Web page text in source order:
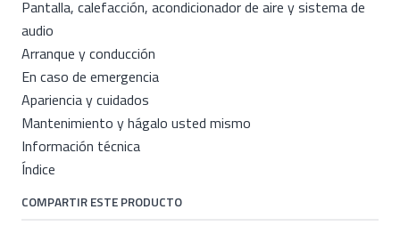
Pantalla, calefacción, acondicionador de aire y sistema de
audio
Arranque y conducción
En caso de emergencia
Apariencia y cuidados
Mantenimiento y hágalo usted mismo
Información técnica
Índice
COMPARTIR ESTE PRODUCTO